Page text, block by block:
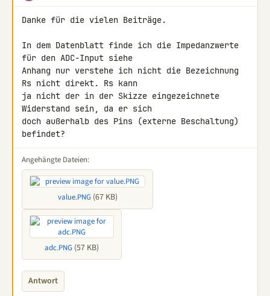
Danke für die vielen Beiträge.
In dem Datenblatt finde ich die Impedanzwerte
für den ADC-Input siehe
Anhang nur verstehe ich nicht die Bezeichnung
Rs nicht direkt. Rs kann
ja nicht der in der Skizze eingezeichnete
Widerstand sein, da er sich
doch außerhalb des Pins (externe Beschaltung)
befindet?
Angehängte Dateien:
value.PNG(67 KB)
adc.PNG (57 KB)
Antwort